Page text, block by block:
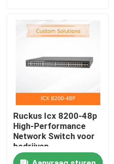
Video's
Over Ons
Fabriekstour
Kwaliteitscontrole
Neem contact met ons op
Ruckus Icx 8200-48p
High-Performance
Network Switch voor
bedrijven